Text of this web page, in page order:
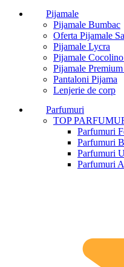
Pijamale
Pijamale Bumbac
Oferta Pijamale
Pijamale Lycra
Pijamale
Pijamale
Pantaloni Pijama
Lenjerie de corp
Parfumuri
TOP
Parfumuri
Parfumuri
Parfumuri
Parfumuri